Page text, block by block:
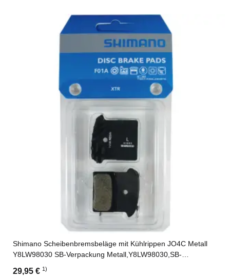
Shimano Scheibenbremsbeläge mit Kühlrippen JO4C Metall
Y8LW98030 SB-Verpackung Metall,Y8LW98030,SB-
Verpackung
29,95 € 1)